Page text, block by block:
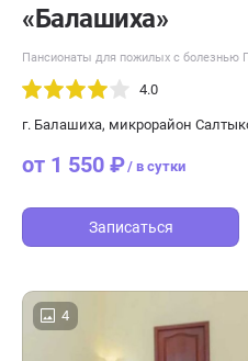
«Балашиха»
Пансионаты для пожилых с болезнью
4.0
г. Балашиха, микрорайон
от 1 550 ₽/ в сутки
Записаться
4